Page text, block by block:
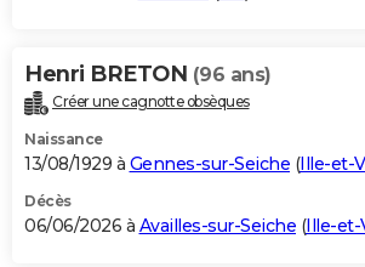
Henri BRETON (96 ans)
Créer une cagnotte obsèques
Naissance
13/08/1929 à Gennes-sur-Seiche (Ille-et-
Décès
06/06/2026 à Availles-sur-Seiche (Ille-et-